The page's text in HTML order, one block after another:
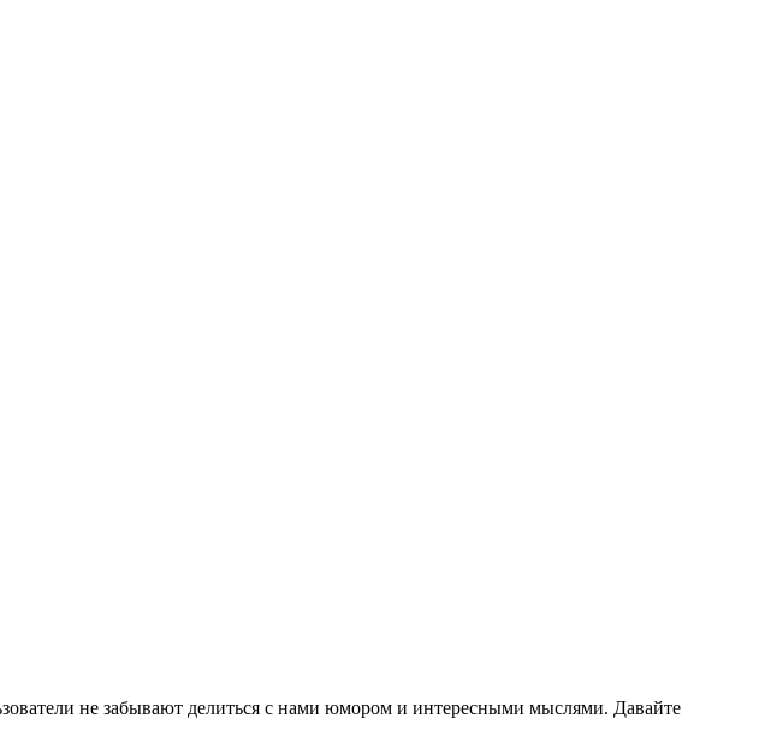
не забывают делиться с нами юмором и интересными мыслями. Давайте